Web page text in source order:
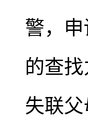
警，
的查
失联